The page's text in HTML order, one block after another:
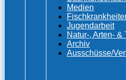
Medien
Jugendarbeit
Natur-, Arten- &
Archiv
Ausschüsse/